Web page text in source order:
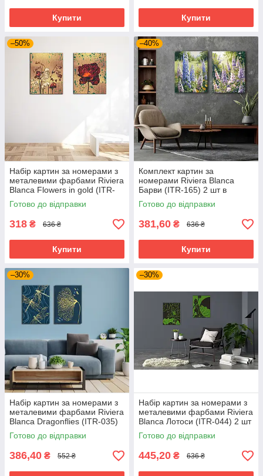
Купити Купити
–50%
Набір картин за номерами з
металевими фарбами Riviera
Blanca Flowers in gold (ITR-
085) 2 шт в наборі
Готово до відправки
318 ₴ 636 ₴
Купити
–40%
Комплект картин за
номерами Riviera Blanca
Барви (ITR-165) 2 шт в
наборі
Готово до відправки
381,60 ₴ 636 ₴
Купити
–30%
Набір картин за номерами з
металевими фарбами Riviera
Blanca Dragonflies (ITR-035)
2 шт в наборі
Готово до відправки
386,40 ₴ 552 ₴
–30%
Набір картин за номерами з
металевими фарбами Riviera
Blanca Лотоси (ITR-044) 2 шт
в наборі
Готово до відправки
445,20 ₴ 636 ₴